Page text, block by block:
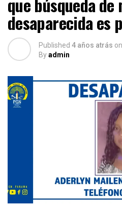
que búsqueda de
desaparecida es
Published 4 años atrás on
Byadmin